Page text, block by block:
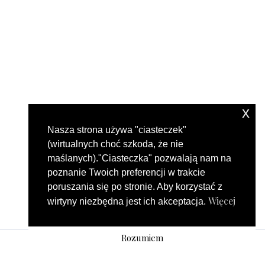
Nasza strona używa "ciasteczek"
(wirtualnych choć szkoda, że nie
maślanych)."Ciasteczka" pozwalają nam na
poznanie Twoich preferencji w trakcie
poruszania się po stronie. Aby korzystać z
wirtyny niezbędna jest ich akceptacja. Więcej
Rozumiem
x